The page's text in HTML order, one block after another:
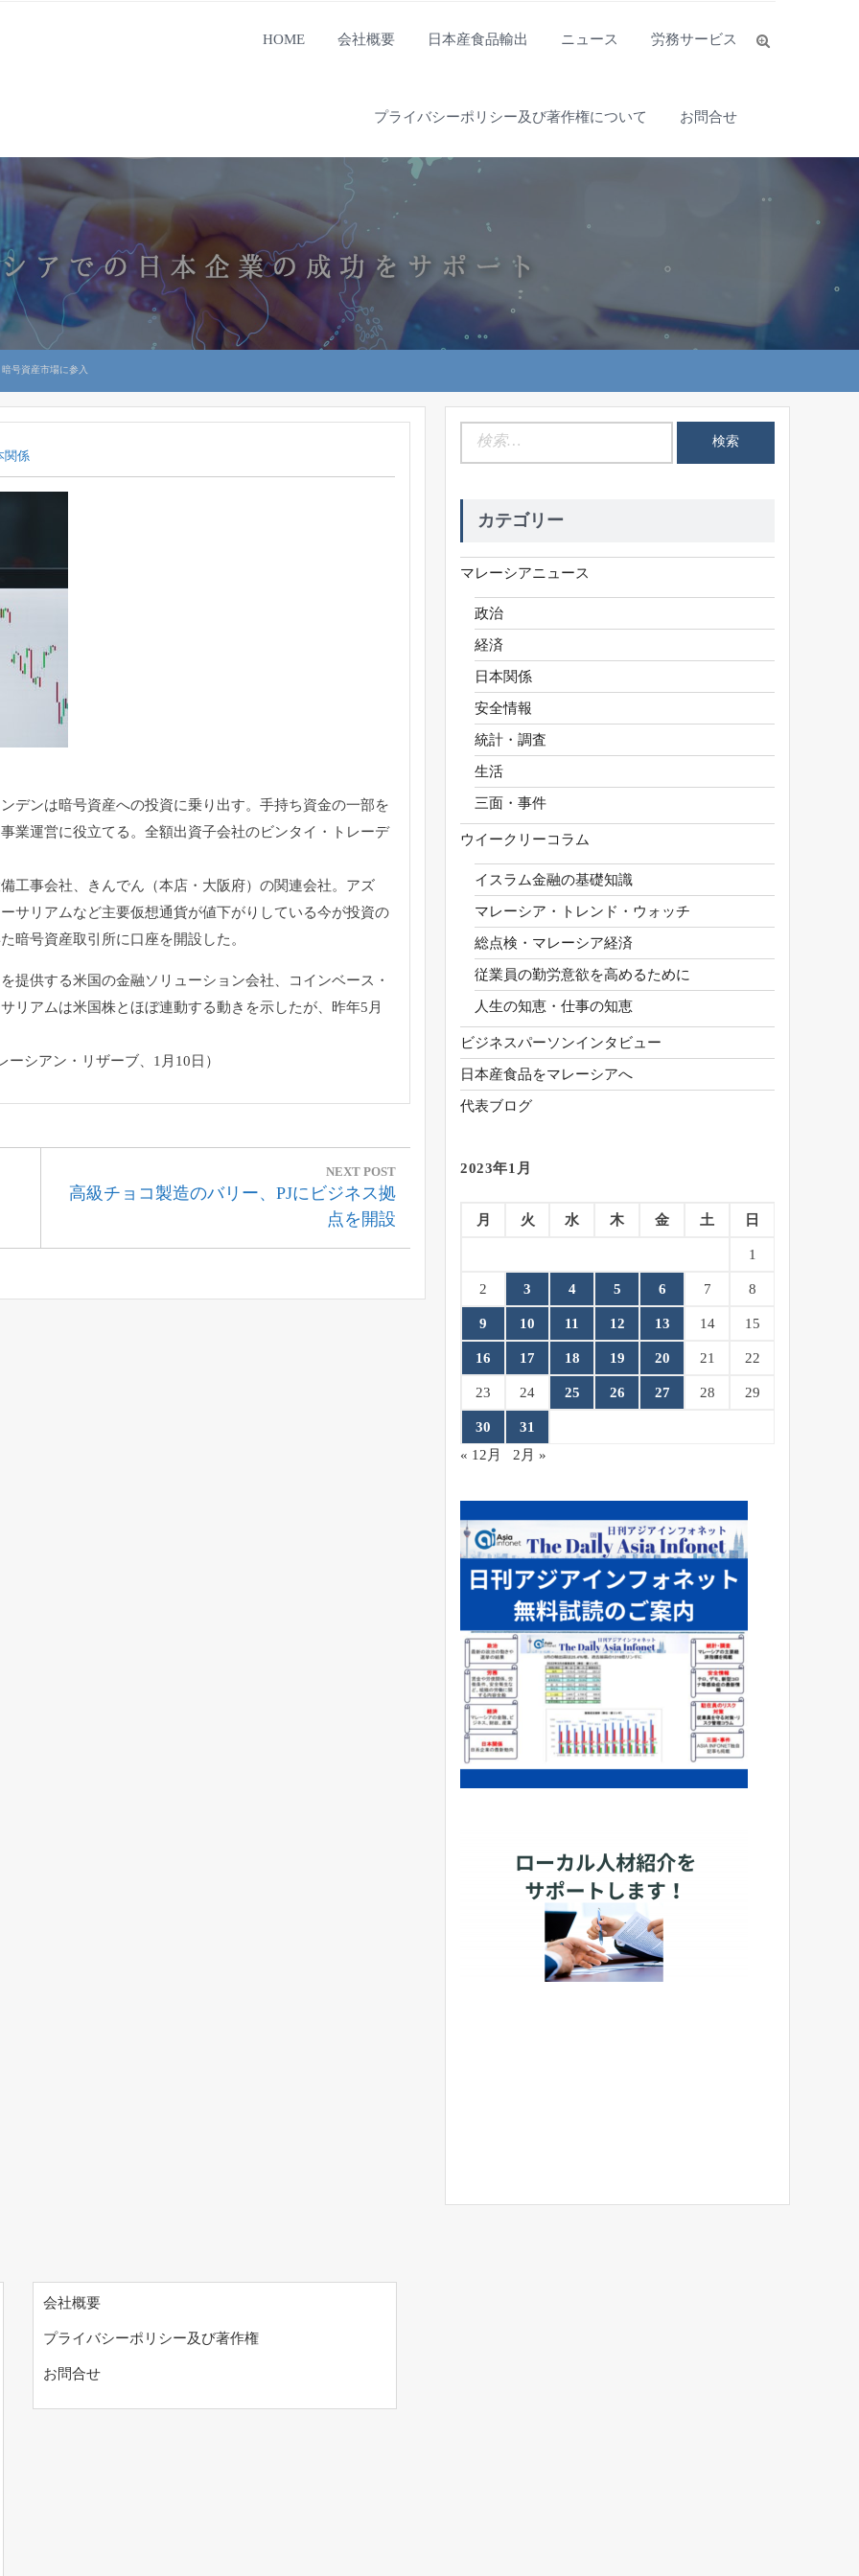
HOME 会社概要 日本産食品輸出 ニュース 労務サービス
プライバシーポリシー及び著作権について お問合せ
号資産市場に参入
関係
デンは暗号資産への投資に乗り出す。 手持ち資金の一部を
事業運営に役立てる。全額出資子会社のビンタイ・
トレーデ
工事会社、
きんでん（本店・大阪府）の関連会社。アズ
サリアムなど主要仮想通貨が値下がりしている今が投資の
暗号資産取引所に口座を開設した。
提供する米国の金融ソリューショ ン会社、コインベース・
リアムは米国株とほぼ連動する動きを示したが、昨年5月
ーシアン・ リザーブ、1月10日）
NEXT POST
Next
高級チョコ製造のバリー、PJにビジネス拠
点を開設
カテゴリー
マレーシアニュース
政治
経済
日本関係
安全情報
統計・調査
生活
三面・事件
ウイークリーコラム
イスラム金融の基礎知識
マレーシア・トレンド・ウォッチ
総点検・マレーシア経済
従業員の勤労意欲を高めるために
人生の知恵・仕事の知恵
ビジネスパーソンインタビュー
日本産食品をマレーシアへ
代表ブログ
2023年1月
月 火 水 木 金 土 日
1
2 3 4 5 6 7 8
9 10 11 12 13 14 15
16 17 18 19 20 21 22
23 24 25 26 27 28 29
30
31
« 12月
2月 »
会社概要
プライバシーポリシー及び著作権
お問合せ